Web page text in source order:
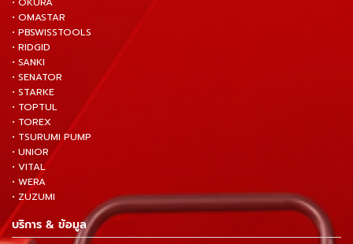
• OMASTAR
• PBSWISSTOOLS
• RIDGID
• SANKI
• SENATOR
• STARKE
• TOPTUL
• TOREX
• TSURUMI PUMP
• UNIOR
• VITAL
• WERA
• ZUZUMI
บริการ & ข้อมูล